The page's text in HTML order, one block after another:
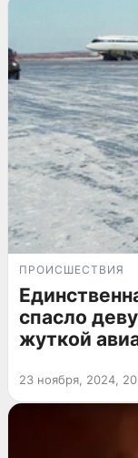
ПРОИСШЕСТВИЯ
спасло
жуткой
23 ноября, 2024,